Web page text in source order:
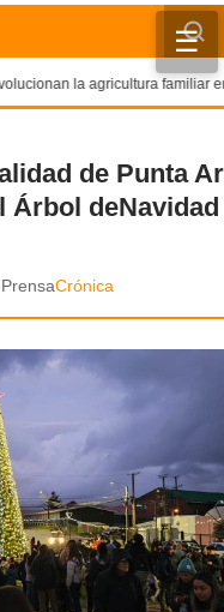
☰
la agricultura familiar
de Punta
Árbol deNavidad
Crónica